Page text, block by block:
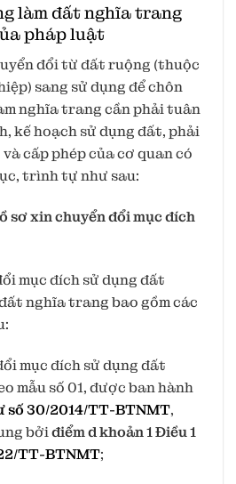
làm đất nghĩa trang
pháp luật
đổi từ đất ruộng (thuộc
sang sử dụng để chôn
nghĩa trang cần phải tuân
kế hoạch sử dụng đất, phải
cấp phép của cơ quan có
trình tự như sau:
sơ xin chuyển đổi mục đích
mục đích sử dụng đất
nghĩa trang bao gồm các
mục đích sử dụng đất
mẫu số 01, được ban hành
số 30/2014/TT-BTNMT,
bởiđiểm d khoản 1 Điều 1
TT-BTNMT;